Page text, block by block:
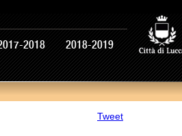
2018
2018-2019
Tweet